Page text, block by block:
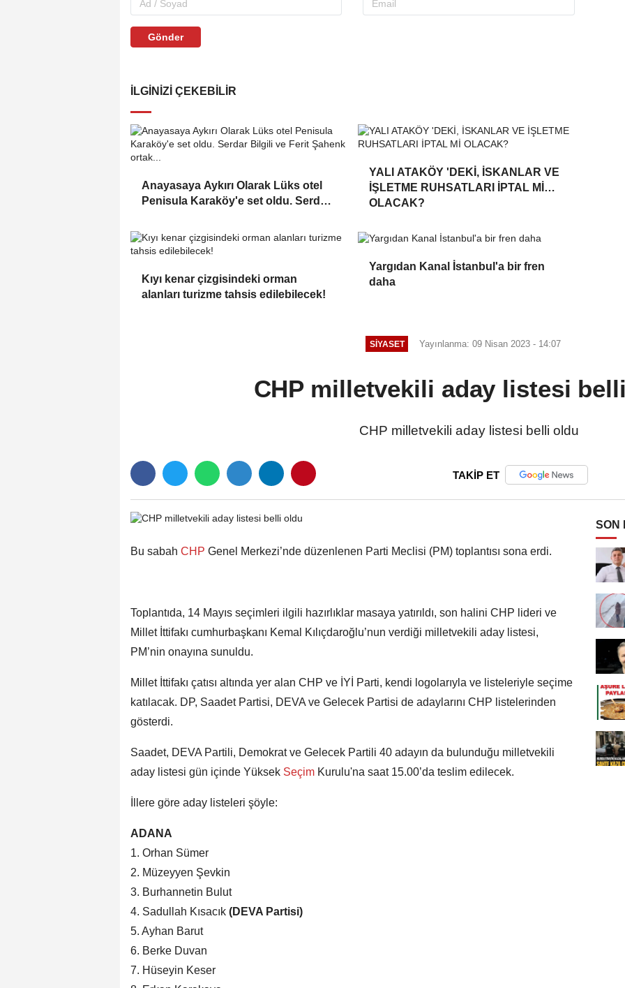
Gönder
İLGINIZI ÇEKEBILIR
Anayasaya Aykırı Olarak Lüks otel
Penisula Karaköy'e set oldu. Serdar
YALI ATAKÖY 'DEKİ, İSKANLAR VE
İŞLETME RUHSATLARI İPTAL Mİ
OLACAK?
Kıyı kenar çizgisindeki orman
alanları turizme tahsis edilebilecek!
Yargıdan Kanal İstanbul'a bir fren
daha
SIYASET Yayınlanma: 09 Nisan 2023 - 14:07
CHP milletvekili aday listesi
CHP milletvekili aday listesi belli oldu
TAKİP ET
Bu sabah CHP Genel Merkezi’nde düzenlenen Parti Meclisi (PM) toplantısı sona erdi.
Toplantıda, 14 Mayıs seçimleri ilgili hazırlıklar masaya yatırıldı, son halini CHP lideri ve
Millet İttifakı cumhurbaşkanı Kemal Kılıçdaroğlu’nun verdiği milletvekili aday listesi,
PM’nin onayına sunuldu.
Millet İttifakı çatısı altında yer alan CHP ve İYİ Parti, kendi logolarıyla ve listeleriyle seçime
katılacak. DP, Saadet Partisi, DEVA ve Gelecek Partisi de adaylarını CHP listelerinden
gösterdi.
Saadet, DEVA Partili, Demokrat ve Gelecek Partili 40 adayın da bulunduğu milletvekili
aday listesi gün içinde Yüksek Seçim Kurulu'na saat 15.00’da teslim edilecek.
İllere göre aday listeleri şöyle:
ADANA
1. Orhan Sümer
2. Müzeyyen Şevkin
3. Burhannetin Bulut
4. Sadullah Kısacık (DEVA Partisi)
5. Ayhan Barut
6. Berke Duvan
7. Hüseyin Keser
SON